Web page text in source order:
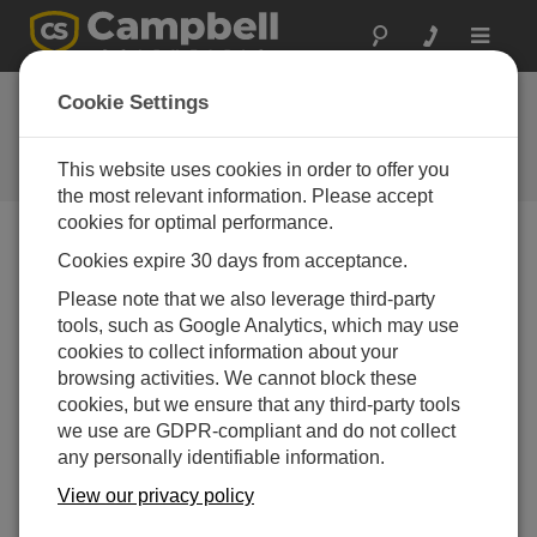
Toggle
カリフォルニア: 水力
発電所の監視
水文・気象パラメータの監視
Cookie Settings
This website uses cookies in order to offer you
the most relevant information. Please accept
cookies for optimal performance.
Cookies expire 30 days from acceptance.
Please note that we also leverage third-party
tools, such as Google Analytics, which may use
cookies to collect information about your
browsing activities. We cannot block these
cookies, but we ensure that any third-party tools
we use are GDPR-compliant and do not collect
any personally identifiable information.
View our privacy policy